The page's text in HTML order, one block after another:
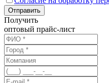
Отправить
Получить
оптовый прайс-лист